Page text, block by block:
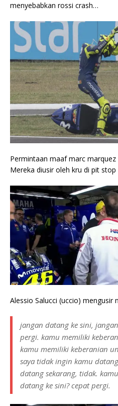
menyebabkan rossi crash…
Permintaan maaf marc
Mereka diusir oleh kru di pit stop
Alessio Salucci (uccio) mengusir
jangan datang ke sini, j
pergi. kamu memiliki
kamu memiliki keberanian
saya tidak ingin kamu
datang sekarang, tidak. k
datang ke sini? cepat pergi.